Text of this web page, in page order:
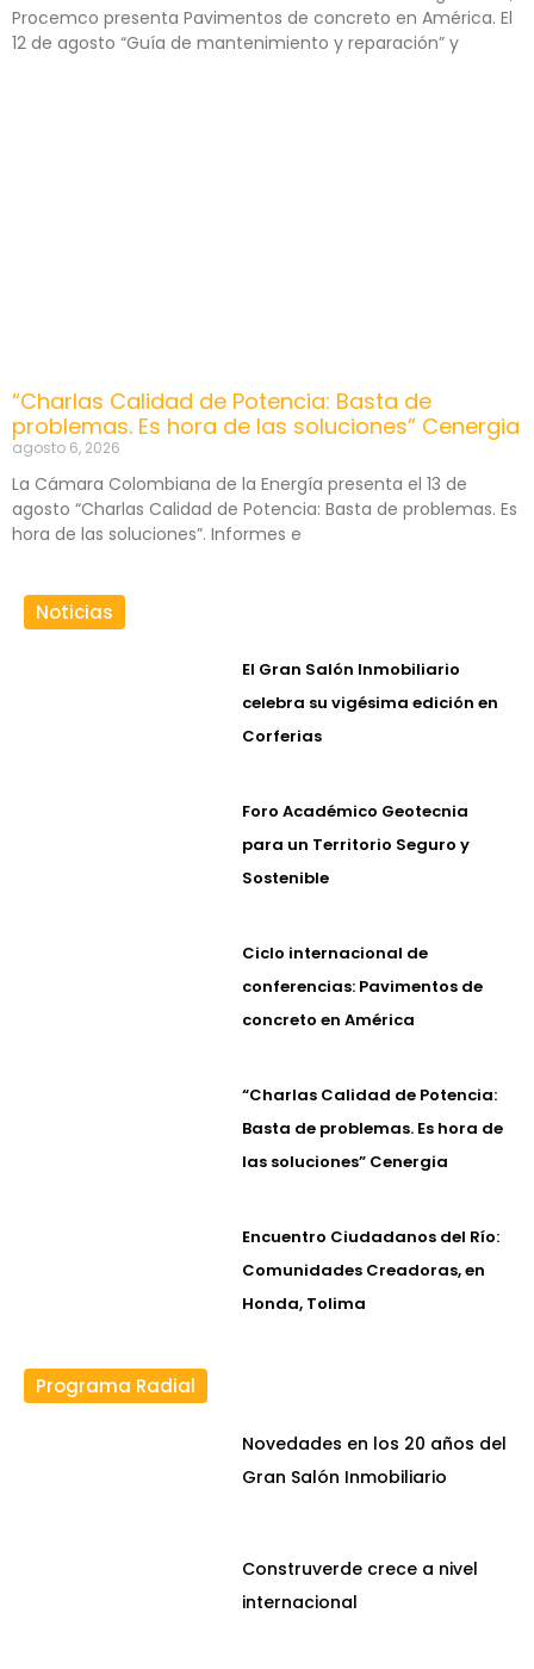
Procemco presenta Pavimentos de concreto en América. El
12 de agosto “Guía de mantenimiento y reparación” y
“Charlas Calidad de Potencia: Basta de
problemas. Es hora de las soluciones” Cenergia
agosto 6, 2026
La Cámara Colombiana de la Energía presenta el 13 de
agosto “Charlas Calidad de Potencia: Basta de problemas. Es
hora de las soluciones”. Informes e
Noticias
El Gran Salón Inmobiliario
celebra su vigésima edición en
Corferias
Foro Académico Geotecnia
para un Territorio Seguro y
Sostenible
Ciclo internacional de
conferencias: Pavimentos de
concreto en América
“Charlas Calidad de Potencia:
Basta de problemas. Es hora de
las soluciones” Cenergia
Encuentro Ciudadanos del Río:
Comunidades Creadoras, en
Honda, Tolima
Programa Radial
Novedades en los 20 años del
Gran Salón Inmobiliario
Construverde crece a nivel
internacional